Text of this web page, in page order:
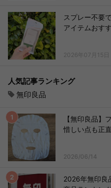
スプレー不要
アイテムおす
2026年07月15日
人気記事ランキング
無印良品
【無印良品】
惜しい点も正
2026/06/14
2026年無印良